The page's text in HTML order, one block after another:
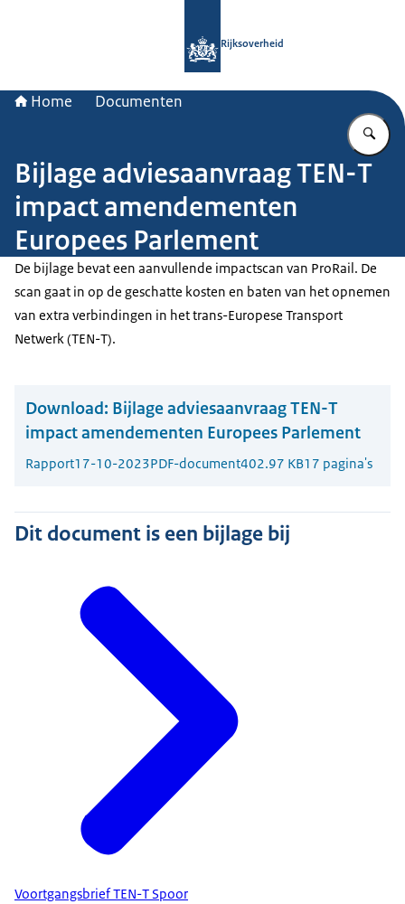
Rijksoverheid
Home Documenten
Bijlage adviesaanvraag TEN-T
impact amendementen
Europees Parlement
De bijlage bevat een aanvullende impactscan van ProRail. De
scan gaat in op de geschatte kosten en baten van het opnemen
van extra verbindingen in het trans-Europese Transport
Netwerk (TEN-T).
Download: Bijlage adviesaanvraag TEN-T
impact amendementen Europees Parlement
Rapport17-10-2023PDF-document402.97 KB17 pagina's
Dit document is een bijlage bij
Voortgangsbrief TEN-T Spoor